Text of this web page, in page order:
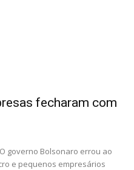
fecharam com
- O governo Bolsonaro errou ao
e pequenos empresários